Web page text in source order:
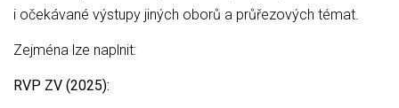
i očekávané výstupy jiných oborů a průřezových témat.
Zejména lze naplnit:
RVP ZV (2025):